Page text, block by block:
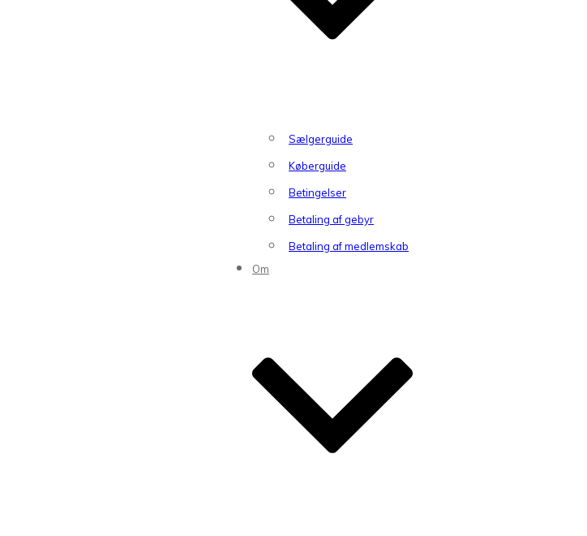
Sælgerguide
Køberguide
Betingelser
Betaling af gebyr
Betaling af medlemskab
Om